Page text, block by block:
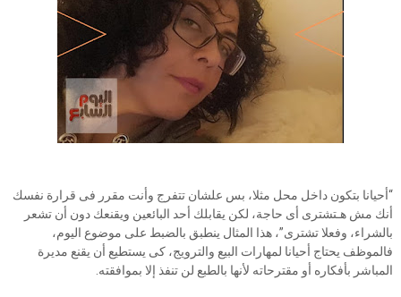
“أحيانا بتكون داخل محل مثلا، بس علشان تتفرج وأنت مقرر فى قرارة نفسك
أنك مش هـتشترى أى حاجة، لكن يقابلك أحد البائعين ويقنعك دون أن تشعر
بالشراء، وفعلا تشترى”، هذا المثال ينطبق بالضبط على موضوع اليوم،
فالموظف يحتاج أحيانا لمهارات البيع والترويج، كى يستطيع أن يقنع مديرة
المباشر بأفكاره أو مقترحاته لأنها بالطبع لن تنفذ إلا بموافقته.